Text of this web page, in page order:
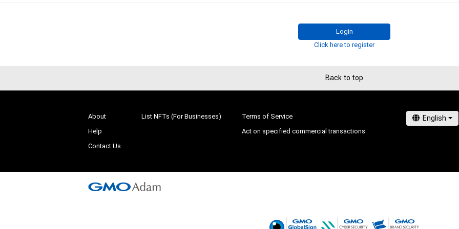
2021年は、Pacific Fairiesを務める川瀬もえさんがグラ
レースクイーン大賞初となる新人部門とレースクイーン
ンプリ獲得を果たしました。2022年はノミネート50名の
2022年も国内主要カテゴリーに登場したレースクイー
11月5，6日にモビリティリゾートもてぎで開催される
Login
Click here to register
Back to top
About
Help
Contact Us
List NFTs (For Businesses)
Terms of Service
Act on specified commercial transactions